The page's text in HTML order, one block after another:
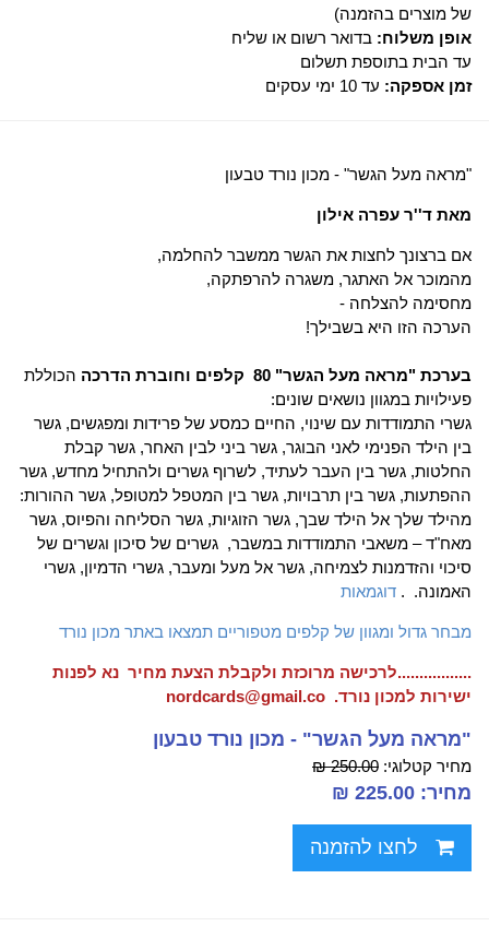
של מוצרים בהזמנה)
אופן משלוח: בדואר רשום או שליח
עד הבית בתוספת תשלום
זמן אספקה: עד 10 ימי עסקים
"מראה מעל הגשר" - מכון נורד טבעון
מאת ד''ר עפרה אילון
אם ברצונך לחצות את הגשר ממשבר להחלמה,
מהמוכר אל האתגר, משגרה להרפתקה,
מחסימה להצלחה -
הערכה הזו היא בשבילך!
בערכת "מראה מעל הגשר" 80 קלפים וחוברת הדרכה
הכוללת
פעילויות במגוון נושאים שונים:
גשרי התמודדות עם שינוי, החיים כמסע של פרידות ומפגשים, גשר
בין הילד הפנימי לאני הבוגר, גשר ביני לבין האחר, גשר קבלת
החלטות, גשר בין העבר לעתיד, לשרוף גשרים ולהתחיל מחדש, גשר
ההפתעות, גשר בין תרבויות, גשר בין המטפל למטופל, גשר ההורות:
מהילד שלך אל הילד שבך, גשר הזוגיות, גשר הסליחה והפיוס, גשר
מאח"ד – משאבי התמודדות במשבר, גשרים של סיכון וגשרים של
סיכוי והזדמנות לצמיחה, גשר אל מעל ומעבר, גשרי הדמיון, גשרי
האמונה. . דוגמאות
מבחר גדול ומגוון של קלפים מטפוריים תמצאו באתר מכון נורד
.................לרכישה מרוכזת ולקבלת הצעת מחיר נא לפנות
ישירות למכון נורד. nordcards@gmail.co
"מראה מעל הגשר" - מכון נורד טבעון
מחיר קטלוגי: 250.00 ₪
מחיר: 225.00 ₪
לחצו להזמנה